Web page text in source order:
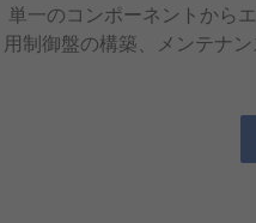
単一のコンポーネントから
用制御盤の構築、メンテナ